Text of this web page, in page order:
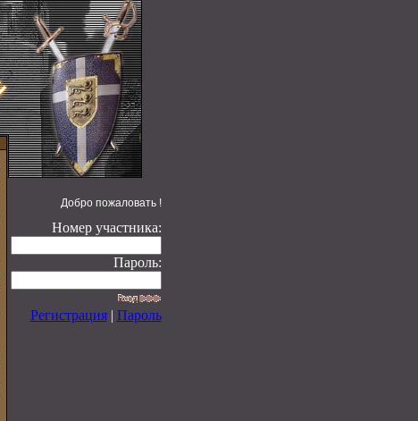
Добро пожаловать !
Номер участника:
Пароль:
Регистрация| Пароль